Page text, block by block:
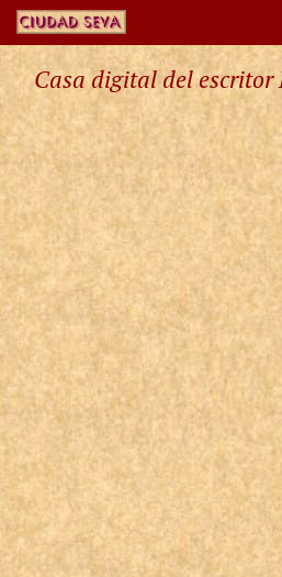
Casa digital del escritor